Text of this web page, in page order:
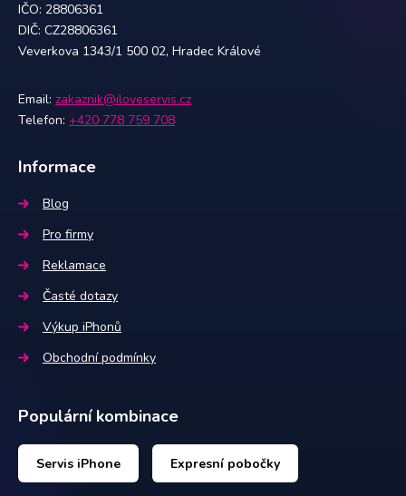
IČO: 28806361
DIČ: CZ28806361
Veverkova 1343/1 500 02, Hradec Králové
Email: zakaznik@iloveservis.cz
Telefon: +420 778 759 708
Informace
Blog
Pro firmy
Reklamace
Časté dotazy
Výkup iPhonů
Obchodní podmínky
Populární kombinace
Servis iPhone Expresní pobočky